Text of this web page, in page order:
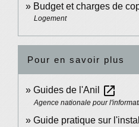
Budget et charges de
Logement
Pour en savoir plus
Guides de l'Anil open_in_new
Agence nationale pour
Guide pratique sur